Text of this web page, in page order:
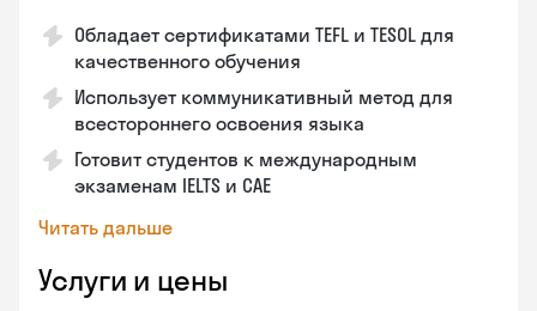
Обладает сертификатами TEFL и TESOL для
качественного обучения
Использует коммуникативный метод для
всестороннего освоения языка
Готовит студентов к международным
экзаменам IELTS и CAE
Читать дальше
Услуги и цены